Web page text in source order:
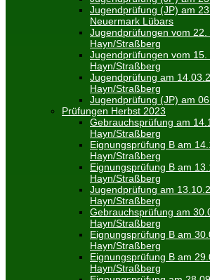
Jugendprüfung (JP) am
Neuermark Lübars
Jugendprüfungen vom
Hayn/Straßberg
Jugendprüfungen vom
Hayn/Straßberg
Jugendprüfung am
Hayn/Straßberg
Jugendprüfung (JP) am
Prüfungen Herbst 2023
Gebrauchsprüfung am
Hayn/Straßberg
Eignungsprüfung B am
Hayn/Straßberg
Eignungsprüfung B am
Hayn/Straßberg
Jugendprüfung am
Hayn/Straßberg
Gebrauchsprüfung am
Hayn/Straßberg
Eignungsprüfung B am
Hayn/Straßberg
Eignungsprüfung B am
Hayn/Straßberg